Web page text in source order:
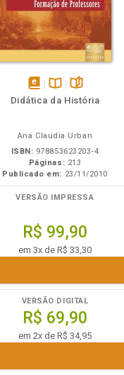
disponívelDisponível
páginas
Didática da História
Ana Claudia Urban
ISBN: 978853623203-4
Páginas: 213
Publicado em: 23/11/2010
VERSÃO IMPRESSA
R$ 99,90
em 3x de R$ 33,30
VERSÃO DIGITAL
R$ 69,90
em 2x de R$ 34,95